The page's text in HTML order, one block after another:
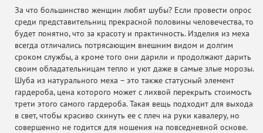
За что большинство женщин любят шубы? Если провести опрос
среди представительниц прекрасной половины человечества, то
будет понятно, что за красоту и практичность. Изделия из меха
всегда отличались потрясающим внешним видом и долгим
сроком службы, а кроме того они дарили и продолжают дарить
своим обладательницам тепло и уют даже в самые злые морозы.
Шуба из натурального меха – это также статусный элемент
гардероба, цена которого может с лихвой перекрыть стоимость
трети этого самого гардероба. Такая вещь подходит для выхода
в свет, чтобы красиво скинуть ее с плеч на руки кавалеру, но
совершенно не годится для ношения на повседневной основе.